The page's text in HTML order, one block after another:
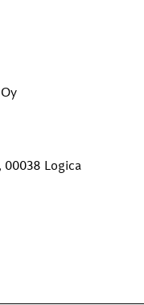
00038 Logica